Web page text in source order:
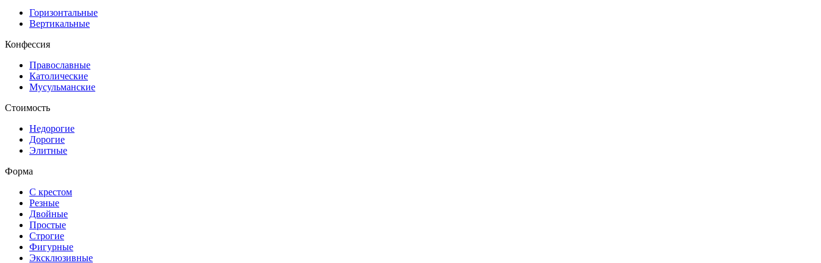
Горизонтальные
Вертикальные
Конфессия
Православные
Католические
Мусульманские
Стоимость
Недорогие
Дорогие
Элитные
Форма
С крестом
Резные
Двойные
Простые
Строгие
Фигурные
Эксклюзивные